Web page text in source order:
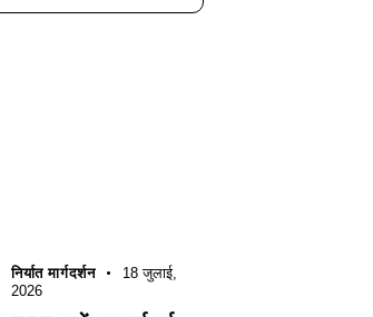
निर्यात मार्गदर्शन
18 जुलाई,
2026